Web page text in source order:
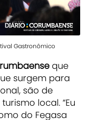
Gastronômico
que
surgem para
são de
local. “Eu
do Fegasa